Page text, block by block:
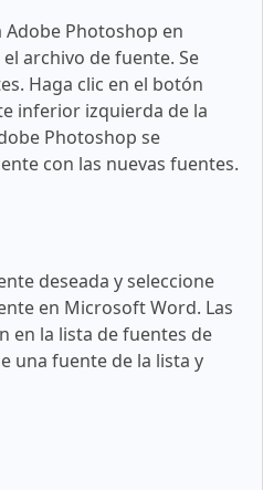
Photoshop en
archivo de fuente. Se
Haga clic en el botón
inferior izquierda de la
Photoshop se
con las nuevas fuentes.
deseada y seleccione
en Microsoft Word. Las
en la lista de fuentes de
una fuente de la lista y